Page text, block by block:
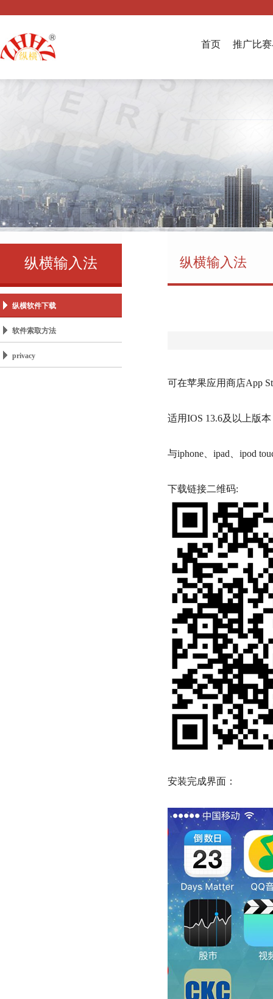
首页 推广比
纵横输入法
纵横软件下载
软件索取方法
privacy
纵横输入法
可在苹果应用商店App
适用IOS 13.6及以上版本
与iphone、ipad、ipod
下载链接二维码:
安装完成界面：